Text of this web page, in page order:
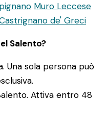
Muro Leccese
de' Greci
Salento?
Una sola persona può
Attiva entro 48